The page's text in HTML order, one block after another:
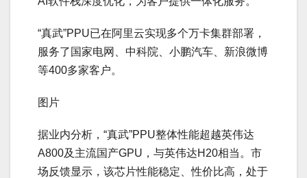
“真武”PPU已在阿里云实现多个万卡集群部署，
服务了国家电网、中科院、小鹏汽车、新浪微博
等400多家客户。
图片
据业内分析，“真武”PPU整体性能超越英伟达
A800及主流国产GPU，与英伟达H20相当。市
场反馈显示，该芯片性能稳定、性价比高，处于